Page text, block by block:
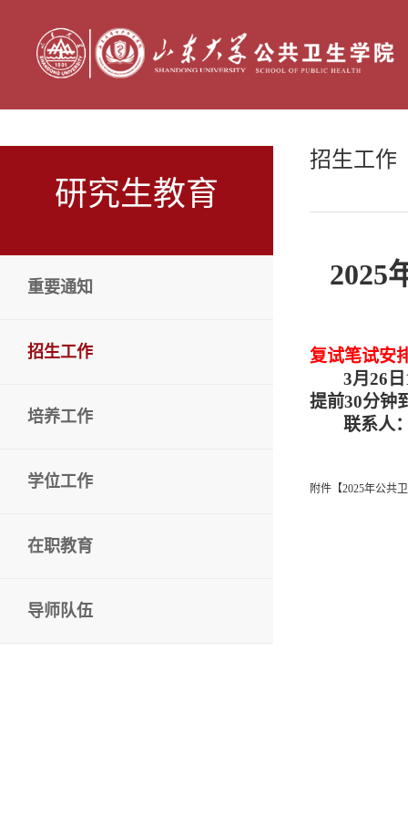
研究生教育
重要通知
招生工作
培养工作
学位工作
在职教育
导师队伍
招生工作
2025
复试笔试安
3月26
提前30分钟
联系人
附件【2025年公共